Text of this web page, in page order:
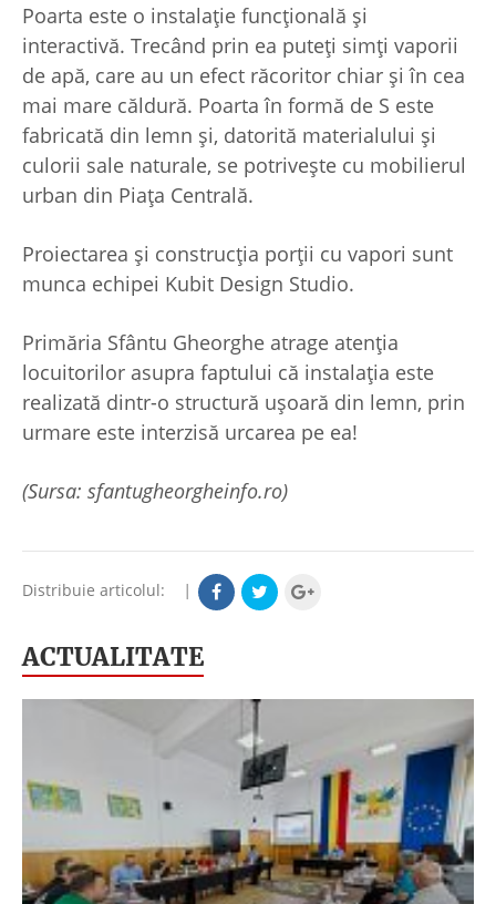
Poarta este o instalație funcțională și
interactivă. Trecând prin ea puteți simți vaporii
de apă, care au un efect răcoritor chiar și în cea
mai mare căldură. Poarta în formă de S este
fabricată din lemn și, datorită materialului și
culorii sale naturale, se potrivește cu mobilierul
urban din Piața Centrală.
Proiectarea și construcția porții cu vapori sunt
munca echipei Kubit Design Studio.
Primăria Sfântu Gheorghe atrage atenția
locuitorilor asupra faptului că instalaţia este
realizată dintr-o structură ușoară din lemn, prin
urmare este interzisă urcarea pe ea!
(Sursa: sfantugheorgheinfo.ro)
Distribuie articolul: |
ACTUALITATE